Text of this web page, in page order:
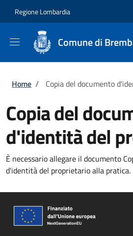
Regione Lombardia
Comune di
Briciole di pane
Home / Copia del documento
Copia del
d'identità del
È necessario allegare il documento
d'identità del proprietario alla pratica.